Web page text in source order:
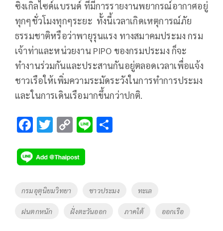
ซิงเกิลไซด์แบรนด์ ที่มีการรายงานพยากรณ์อากาศอยู่
ทุกๆชั่วโมงทุกๆระยะ ทั้งนี้เวลาเกิดเหตุการณ์ภัย
ธรรมชาติหรือว่าพายุรุนแรง ทางสมาคมประมง กรม
เจ้าท่าและหน่วยงาน PIPO ของกรมประมง ก็จะ
ทำงานร่วมกันและประสานกันอยู่ตลอดเวลาเพื่อแจ้ง
ชาวเรือให้เพิ่มความระมัดระวังในการทำการประมง
และในการเดินเรือมากขึ้นกว่าปกติ.
F
e
b
o
k
T
tt
er
C
p
y
n
k
Li
Tags
กรมอุตุนิยมวิทยา ชาวประมง ทะเล
ฝนตกหนัก ฝั่งตะวันออก ภาคใต้ ออกเรือ